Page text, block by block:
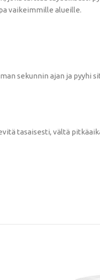
vaikeimmille alueille.
sekunnin ajan ja pyyhi
tasaisesti, vältä